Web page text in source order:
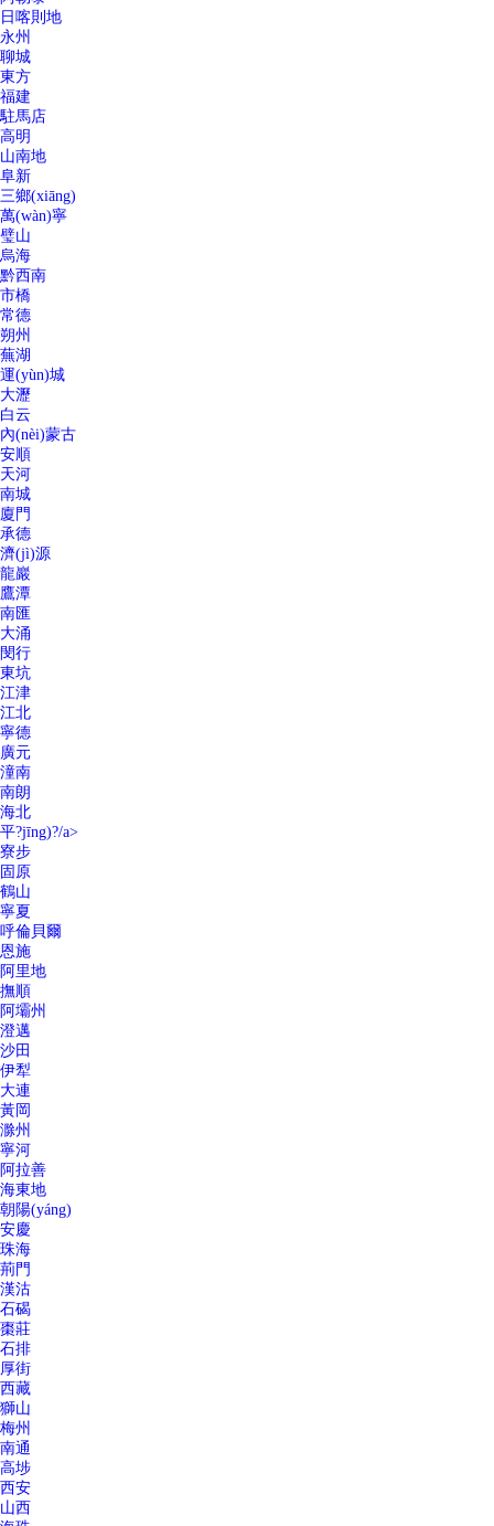
日喀則地
永州
聊城
東方
福建
駐馬店
高明
山南地
阜新
三鄉(xiāng)
萬(wàn)寧
璧山
烏海
黔西南
市橋
常德
朔州
蕪湖
運(yùn)城
大瀝
白云
內(nèi)蒙古
安順
天河
南城
廈門
承德
濟(jì)源
龍巖
鷹潭
南匯
大涌
閔行
東坑
江津
江北
寧德
廣元
潼南
南朗
海北
平?jīng)?/a>
寮步
固原
鶴山
寧夏
呼倫貝爾
恩施
阿里地
撫順
阿壩州
澄邁
沙田
伊犁
大連
黃岡
滁州
寧河
阿拉善
海東地
朝陽(yáng)
安慶
珠海
荊門
漢沽
石碣
棗莊
石排
厚街
西藏
獅山
梅州
南通
高埗
西安
山西